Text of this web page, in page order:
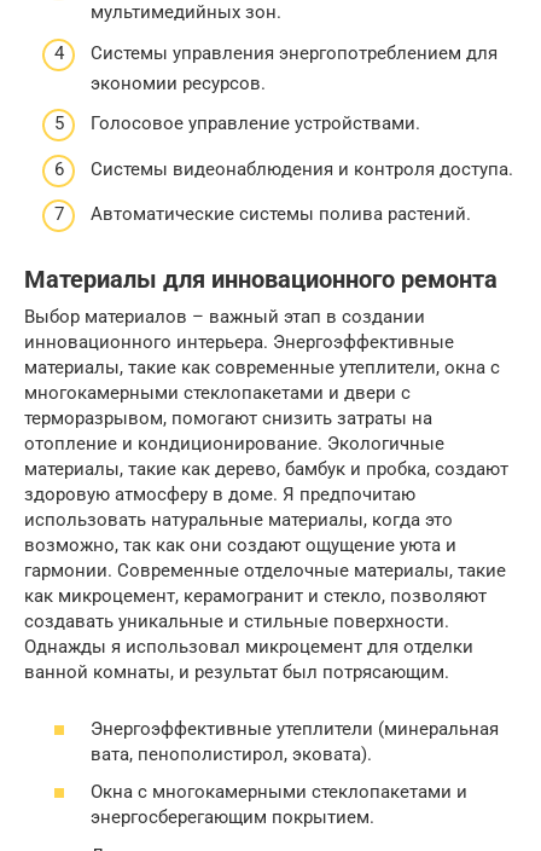
мультимедийных зон.
Системы управления энергопотреблением для
экономии ресурсов.
Голосовое управление устройствами.
Системы видеонаблюдения и контроля доступа.
Автоматические системы полива растений.
Материалы для инновационного ремонта
Выбор материалов – важный этап в создании
инновационного интерьера. Энергоэффективные
материалы, такие как современные утеплители, окна с
многокамерными стеклопакетами и двери с
терморазрывом, помогают снизить затраты на
отопление и кондиционирование. Экологичные
материалы, такие как дерево, бамбук и пробка, создают
здоровую атмосферу в доме. Я предпочитаю
использовать натуральные материалы, когда это
возможно, так как они создают ощущение уюта и
гармонии. Современные отделочные материалы, такие
как микроцемент, керамогранит и стекло, позволяют
создавать уникальные и стильные поверхности.
Однажды я использовал микроцемент для отделки
ванной комнаты, и результат был потрясающим.
Энергоэффективные утеплители (минеральная
вата, пенополистирол, эковата).
Окна с многокамерными стеклопакетами и
энергосберегающим покрытием.